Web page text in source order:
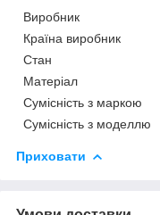
Виробник
Країна виробник
Стан
Матеріал
Сумісність з маркою
Сумісність з моделлю
Приховати